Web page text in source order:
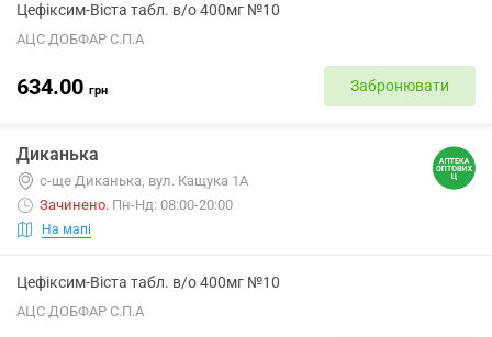
Цефіксим-Віста табл. в/о 400мг №10
АЦС ДОБФАР С.П.А
634.00 грн Забронювати
Диканька
с-ще Диканька, вул. Кащука 1А
Зачинено. Пн-Нд: 08:00-20:00
На мапі
Цефіксим-Віста табл. в/о 400мг №10
АЦС ДОБФАР С.П.А